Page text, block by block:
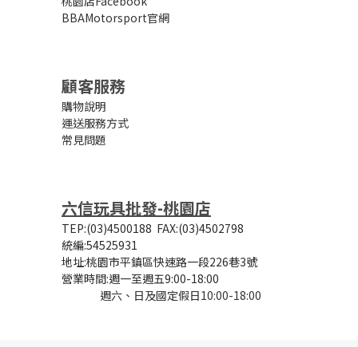
BBAMotorsport官網
顧客服務
購物說明
運送服務方式
常見問題
六信玩具批發-桃園店
TEP:(03)4500188 FAX:(03)4502798
統編:54525931
地址:桃園市平鎮區快速路一段226巷3號
營業時間:週一至週五9:00-18:00
週六、日及國定假日10:00-18:00